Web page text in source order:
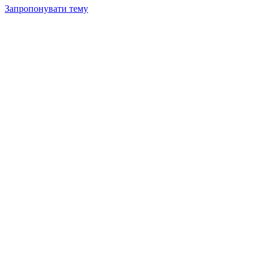
Запропонувати тему